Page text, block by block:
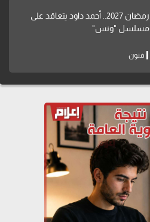
رمضان 2027.. أحمد داود يتعاقد على
مسلسل "ونس"
فنون